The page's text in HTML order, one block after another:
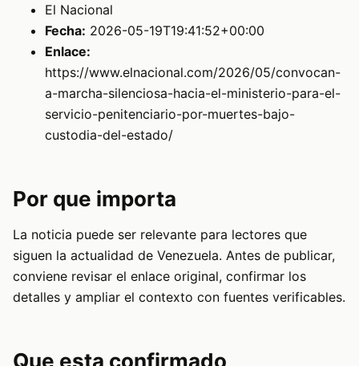
El Nacional
Fecha: 2026-05-19T19:41:52+00:00
Enlace:
https://www.elnacional.com/2026/05/convocan-
a-marcha-silenciosa-hacia-el-ministerio-para-el-
servicio-penitenciario-por-muertes-bajo-
custodia-del-estado/
Por que importa
La noticia puede ser relevante para lectores que
siguen la actualidad de Venezuela. Antes de publicar,
conviene revisar el enlace original, confirmar los
detalles y ampliar el contexto con fuentes verificables.
Que esta confirmado